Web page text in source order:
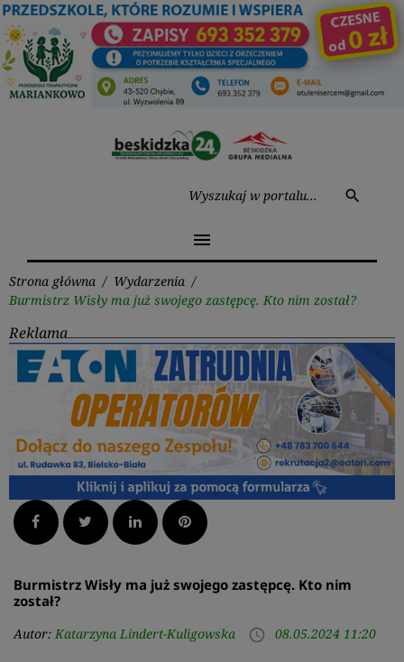
Przejdź
do
treści
search
menu
Strona główna / Wydarzenia /
Burmistrz Wisły ma już swojego zastępcę. Kto nim został?
Reklama
Facebook Twitter LinkedInPinterest
Burmistrz Wisły ma już swojego zastępcę. Kto nim
został?
Autor: Katarzyna Lindert-Kuligowska access_time 08.05.2024 11:20